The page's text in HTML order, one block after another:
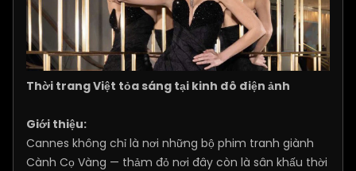
Thời trang Việt tỏa sáng tại kinh đô điện ảnh
Giới thiệu:
Cannes không chỉ là nơi những bộ phim tranh giành
Cành Cọ Vàng — thảm đỏ nơi đây còn là sân khấu thời